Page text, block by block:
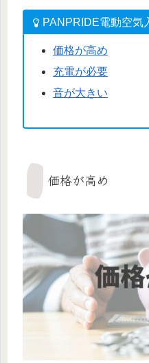
PANPRIDE電動空気
価格が高め
充電が必要
音が大きい
価格が高め